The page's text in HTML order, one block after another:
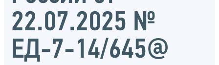
22.07.2025 №
ЕД-7-14/645@